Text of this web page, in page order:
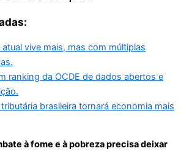
atual vive mais, mas com múltiplas
ranking da OCDE de dados abertos e
brasileira tornará economia mais
à fome e à pobreza precisa deixar